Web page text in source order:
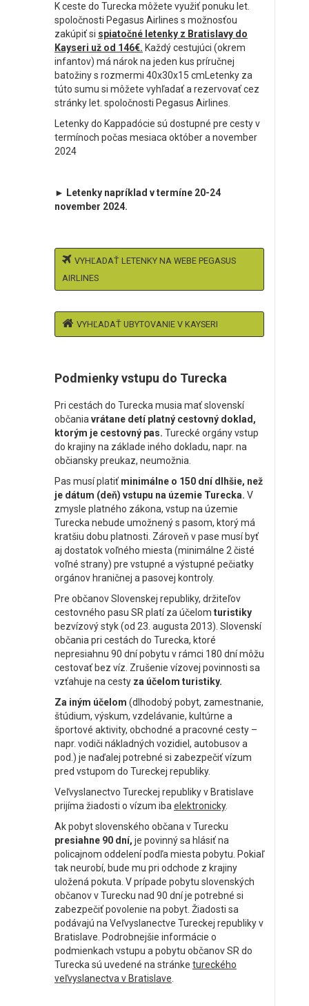
K ceste do Turecka môžete využiť ponuku let.
spoločnosti Pegasus Airlines s možnosťou
zakúpiť si spiatočné letenky z Bratislavy do
Kayseri už od 146€. Každý cestujúci (okrem
infantov) má nárok na jeden kus príručnej
batožiny s rozmermi 40x30x15 cmLetenky za
túto sumu si môžete vyhľadať a rezervovať cez
stránky let. spoločnosti Pegasus Airlines.
Letenky do Kappadócie sú dostupné pre cesty v
termínoch počas mesiaca október a november
2024
► Letenky napríklad v termíne 20-24
november 2024.
VYHĽADAŤ LETENKY NA WEBE PEGASUS
AIRLINES
VYHĽADAŤ UBYTOVANIE V KAYSERI
Podmienky vstupu do Turecka
Pri cestách do Turecka musia mať slovenskí
občaniavrátane detí platný cestovný doklad,
ktorým je cestovný pas. Turecké orgány vstup
do krajiny na základe iného dokladu, napr. na
občiansky preukaz, neumožnia.
Pas musí platiť minimálne o 150 dní dlhšie, než
je dátum (deň) vstupu na územie Turecka. V
zmysle platného zákona, vstup na územie
Turecka nebude umožnený s pasom, ktorý má
kratšiu dobu platnosti. Zároveň v pase musí byť
aj dostatok voľného miesta (minimálne 2 čisté
voľné strany) pre vstupné a výstupné pečiatky
orgánov hraničnej a pasovej kontroly.
Pre občanov Slovenskej republiky, držiteľov
cestovného pasu SR platí za účelom turistiky
bezvízový styk (od 23. augusta 2013). Slovenskí
občania pri cestách do Turecka, ktoré
nepresiahnu 90 dní pobytu v rámci 180 dní môžu
cestovať bez víz. Zrušenie vízovej povinnosti sa
vzťahuje na cesty za účelom turistiky.
Za iným účelom (dlhodobý pobyt, zamestnanie,
štúdium, výskum, vzdelávanie, kultúrne a
športové aktivity, obchodné a pracovné cesty –
napr. vodiči nákladných vozidiel, autobusov a
pod.) je naďalej potrebné si zabezpečiť vízum
pred vstupom do Tureckej republiky.
Veľvyslanectvo Tureckej republiky v Bratislave
prijíma žiadosti o vízum ibaelektronicky.
Ak pobyt slovenského občana v Turecku
presiahne 90 dní, je povinný sa hlásiť na
policajnom oddelení podľa miesta pobytu. Pokiaľ
tak neurobí, bude mu pri odchode z krajiny
uložená pokuta. V prípade pobytu slovenských
občanov v Turecku nad 90 dní je potrebné si
zabezpečiť povolenie na pobyt. Žiadosti sa
podávajú na Veľvyslanectve Tureckej republiky v
Bratislave. Podrobnejšie informácie o
podmienkach vstupu a pobytu občanov SR do
Turecka sú uvedené na stránke tureckého
veľvyslanectva v Bratislave.